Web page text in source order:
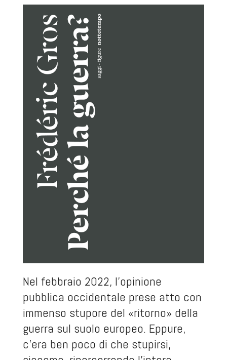
Nel febbraio 2022, l’opinione
pubblica occidentale prese atto con
immenso stupore del «ritorno» della
guerra sul suolo europeo. Eppure,
c’era ben poco di che stupirsi,